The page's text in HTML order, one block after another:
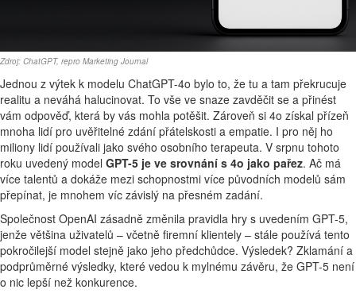
Zdroj: ChatGPT, repro Marketing Journal
Jednou z výtek k modelu ChatGPT-4o bylo to, že tu a tam překrucuje
realitu a neváhá halucinovat. To vše ve snaze zavděčit se a přinést
vám odpověď, která by vás mohla potěšit. Zároveň si 4o získal přízeň
mnoha lidí pro uvěřitelné zdání přátelskosti a empatie. I pro něj ho
miliony lidí používali jako svého osobního terapeuta. V srpnu tohoto
roku uvedený model GPT-5 je ve srovnání s 4o jako pařez. Ač má
více talentů a dokáže mezi schopnostmi více původních modelů sám
přepínat, je mnohem víc závislý na přesném zadání.
Společnost OpenAI zásadně změnila pravidla hry s uvedením GPT-5,
jenže většina uživatelů – včetně firemní klientely – stále používá tento
pokročilejší model stejně jako jeho předchůdce. Výsledek? Zklamání a
podprůměrné výsledky, které vedou k mylnému závěru, že GPT-5 není
o nic lepší než konkurence.